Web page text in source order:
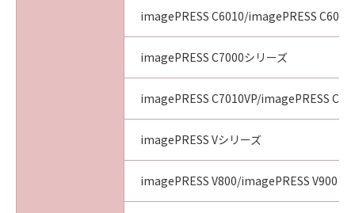
imagePRESS C6010/imagePRESS C6011
imagePRESS C7000シリーズ
imagePRESS C7010VP/imagePRESS
imagePRESS Vシリーズ
imagePRESS V800/imagePRESS V900